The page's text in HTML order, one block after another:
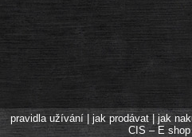
pravidla užívání| jak prodávat|jak
CIS – E